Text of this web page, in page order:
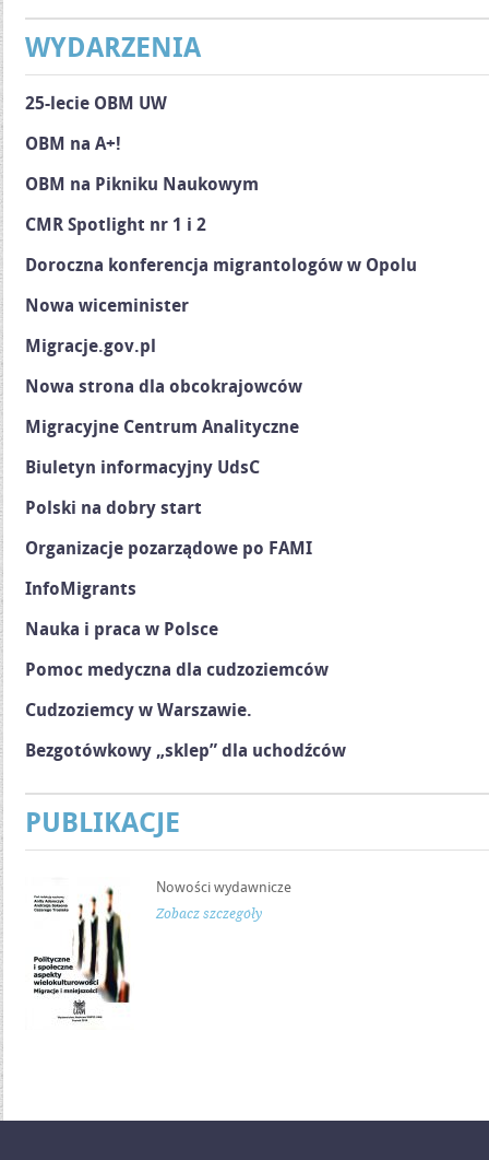
WYDARZENIA
25-lecie OBM UW
OBM na A+!
OBM na Pikniku Naukowym
CMR Spotlight nr 1 i 2
Doroczna konferencja migrantologów w Opolu
Nowa wiceminister
Migracje.gov.pl
Nowa strona dla obcokrajowców
Migracyjne Centrum Analityczne
Biuletyn informacyjny UdsC
Polski na dobry start
Organizacje pozarządowe po FAMI
InfoMigrants
Nauka i praca w Polsce
Pomoc medyczna dla cudzoziemców
Cudzoziemcy w Warszawie.
Bezgotówkowy „sklep” dla uchodźców
PUBLIKACJE
Nowości wydawnicze
Zobacz szczegóły